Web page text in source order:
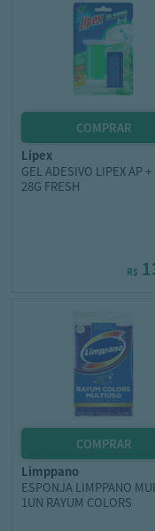
lipex
GEL ADESIVO LIPEX AP +
28G FRESH
R$
limppano
ESPONJA LIMPPANO
1UN RAYUM COLORS